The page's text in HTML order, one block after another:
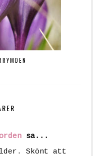
sa...
Skönt att